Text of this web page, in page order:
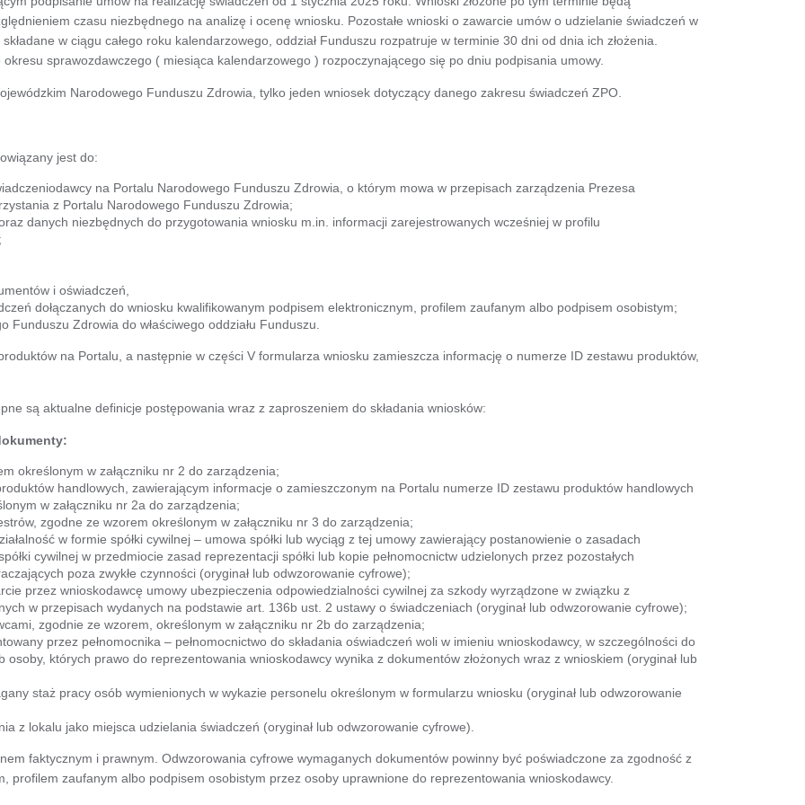
czasu niezbędnego na analizę i ocenę wniosku. Pozostałe wnioski o zawarcie umów o udzielanie świadczeń w
w ciągu całego roku kalendarzowego, oddział Funduszu rozpatruje w terminie 30 dni od dnia ich złożenia.
sprawozdawczego ( miesiąca kalendarzowego ) rozpoczynającego się po dniu podpisania umowy.
Narodowego Funduszu Zdrowia, tylko jeden wniosek dotyczący danego zakresu świadczeń ZPO.
jest do:
na Portalu Narodowego Funduszu Zdrowia, o którym mowa w przepisach zarządzenia Prezesa
z Portalu Narodowego Funduszu Zdrowia;
danych niezbędnych do przygotowania wniosku m.in. informacji zarejestrowanych wcześniej w profilu
i oświadczeń,
dołączanych do wniosku kwalifikowanym podpisem elektronicznym, profilem zaufanym albo podpisem osobistym;
Funduszu Zdrowia do właściwego oddziału Funduszu.
na Portalu, a następnie w części V formularza wniosku zamieszcza informację o numerze ID zestawu produktów,
są aktualne definicje postępowania wraz z zaproszeniem do składania wniosków:
określonym w załączniku nr 2 do zarządzenia;
handlowych, zawierającym informacje o zamieszczonym na Portalu numerze ID zestawu produktów handlowych
w załączniku nr 2a do zarządzenia;
zgodne ze wzorem określonym w załączniku nr 3 do zarządzenia;
w formie spółki cywilnej – umowa spółki lub wyciąg z tej umowy zawierający postanowienie o zasadach
cywilnej w przedmiocie zasad reprezentacji spółki lub kopie pełnomocnictw udzielonych przez pozostałych
poza zwykłe czynności (oryginał lub odwzorowanie cyfrowe);
przez wnioskodawcę umowy ubezpieczenia odpowiedzialności cywilnej za szkody wyrządzone w związku z
w przepisach wydanych na podstawie art. 136b ust. 2 ustawy o świadczeniach (oryginał lub odwzorowanie cyfrowe);
zgodnie ze wzorem, określonym w załączniku nr 2b do zarządzenia;
przez pełnomocnika – pełnomocnictwo do składania oświadczeń woli w imieniu wnioskodawcy, w szczególności do
osoby, których prawo do reprezentowania wnioskodawcy wynika z dokumentów złożonych wraz z wnioskiem (oryginał lub
staż pracy osób wymienionych w wykazie personelu określonym w formularzu wniosku (oryginał lub odwzorowanie
z lokalu jako miejsca udzielania świadczeń (oryginał lub odwzorowanie cyfrowe).
faktycznym i prawnym. Odwzorowania cyfrowe wymaganych dokumentów powinny być poświadczone za zgodność z
profilem zaufanym albo podpisem osobistym przez osoby uprawnione do reprezentowania wnioskodawcy.